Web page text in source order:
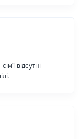
відсутні